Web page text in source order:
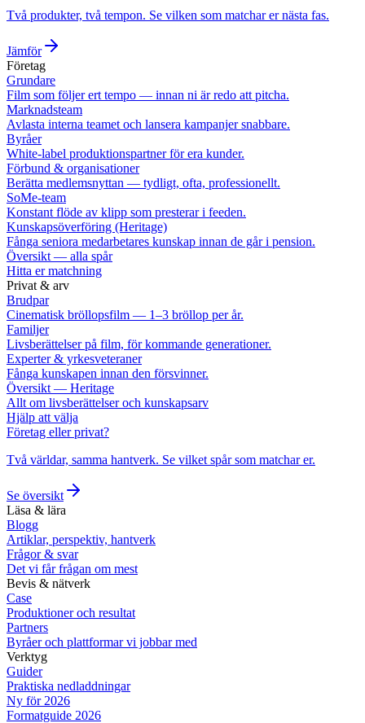
Två produkter, två tempon. Se vilken som matchar er nästa fas.
Jämför
Företag
Grundare
Film som följer ert tempo — innan ni är redo att pitcha.
Marknadsteam
Avlasta interna teamet och lansera kampanjer snabbare.
Byråer
White-label produktionspartner för era kunder.
Förbund & organisationer
Berätta medlemsnyttan — tydligt, ofta, professionellt.
SoMe-team
Konstant flöde av klipp som presterar i feeden.
Kunskapsöverföring (Heritage)
Fånga seniora medarbetares kunskap innan de går i pension.
Översikt — alla spår
Hitta er matchning
Privat & arv
Brudpar
Cinematisk bröllopsfilm — 1–3 bröllop per år.
Familjer
Livsberättelser på film, för kommande generationer.
Experter & yrkesveteraner
Fånga kunskapen innan den försvinner.
Översikt — Heritage
Allt om livsberättelser och kunskapsarv
Hjälp att välja
Företag eller privat?
Två världar, samma hantverk. Se vilket spår som matchar er.
Se översikt
Läsa & lära
Blogg
Artiklar, perspektiv, hantverk
Frågor & svar
Det vi får frågan om mest
Bevis & nätverk
Case
Produktioner och resultat
Partners
Byråer och plattformar vi jobbar med
Verktyg
Guider
Praktiska nedladdningar
Ny för 2026
Formatguide 2026